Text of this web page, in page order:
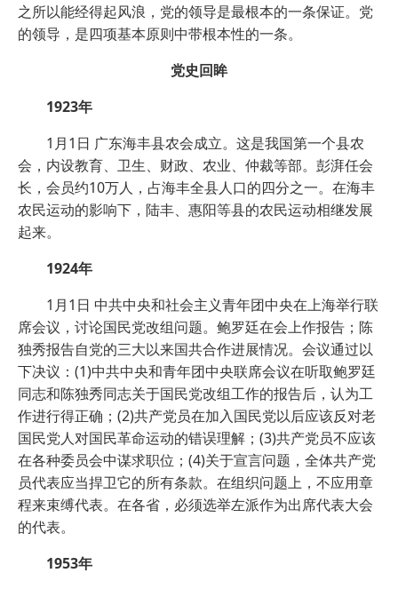
之所以能经得起风浪，党的领导是最根本的一条保证。党
的领导，是四项基本原则中带根本性的一条。
党史回眸
1923年
1月1日 广东海丰县农会成立。这是我国第一个县农
会，内设教育、卫生、财政、农业、仲裁等部。彭湃任会
长，会员约10万人，占海丰全县人口的四分之一。在海丰
农民运动的影响下，陆丰、惠阳等县的农民运动相继发展
起来。
1924年
1月1日 中共中央和社会主义青年团中央在上海举行联
席会议，讨论国民党改组问题。鲍罗廷在会上作报告；陈
独秀报告自党的三大以来国共合作进展情况。会议通过以
下决议：(1)中共中央和青年团中央联席会议在听取鲍罗廷
同志和陈独秀同志关于国民党改组工作的报告后，认为工
作进行得正确；(2)共产党员在加入国民党以后应该反对老
国民党人对国民革命运动的错误理解；(3)共产党员不应该
在各种委员会中谋求职位；(4)关于宣言问题，全体共产党
员代表应当捍卫它的所有条款。在组织问题上，不应用章
程来束缚代表。在各省，必须选举左派作为出席代表大会
的代表。
1953年